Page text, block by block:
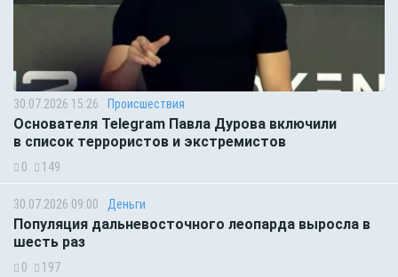
30.07.2026 15:26 Происшествия
Основателя Telegram Павла Дурова включили
в список террористов и экстремистов
0 149
30.07.2026 09:00 Деньги
Популяция дальневосточного леопарда выросла в
шесть раз
0 197